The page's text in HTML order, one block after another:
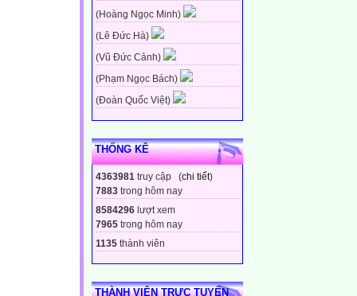
(Hoàng Ngọc Minh)
(Lê Đức Hà)
(Vũ Đức Cảnh)
(Phạm Ngọc Bách)
(Đoàn Quốc Việt)
THỐNG KÊ
4363981 truy cập (chi tiết)
7883 trong hôm nay
8584296 lượt xem
7965 trong hôm nay
1135 thành viên
THÀNH VIÊN TRỰC TUYẾN